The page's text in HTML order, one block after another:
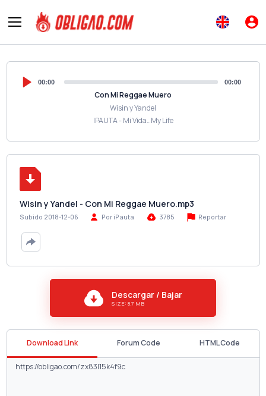
00:00 00:00
Con Mi Reggae Muero
Wisin y Yandel
IPAUTA - Mi Vida…My Life
Wisin y Yandel - Con Mi Reggae Muero.mp3
Subido 2018-12-06 Por iPauta 3785 Reportar
Descargar / Bajar
SIZE: 8.7 MB
Download Link Forum Code HTML Code